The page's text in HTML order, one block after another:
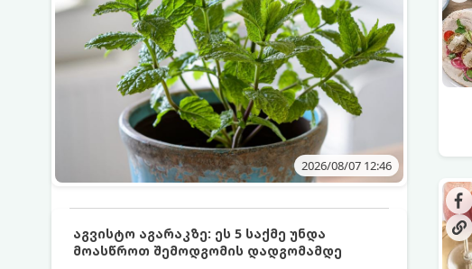
2026/08/07 12:46
აგვისტო აგარაკზე: ეს 5 საქმე უნდა
მოასწროთ შემოდგომის დადგომამდე